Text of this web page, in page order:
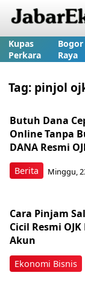
Kupas
Perkara
Bogor
Raya
Tag: pinjol
Berita
Butuh Dana
Online Tanpa
DANA Resmi
Minggu,
Ekonomi Bisnis
Cara Pinjam
Cicil Resmi
Akun